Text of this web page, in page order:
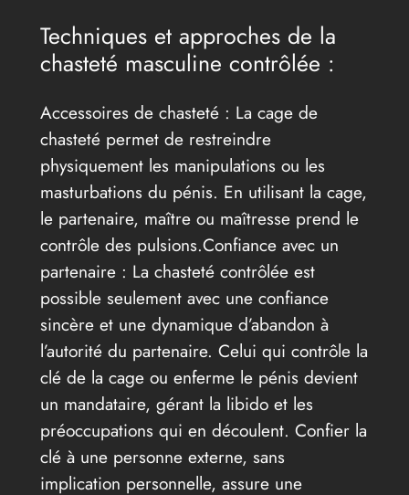
Techniques et approches de la
chasteté masculine contrôlée :
Accessoires de chasteté : La cage de
chasteté permet de restreindre
physiquement les manipulations ou les
masturbations du pénis. En utilisant la cage,
le partenaire, maître ou maîtresse prend le
contrôle des pulsions.Confiance avec un
partenaire : La chasteté contrôlée est
possible seulement avec une confiance
sincère et une dynamique d’abandon à
l’autorité du partenaire. Celui qui contrôle la
clé de la cage ou enferme le pénis devient
un mandataire, gérant la libido et les
préoccupations qui en découlent. Confier la
clé à une personne externe, sans
implication personnelle, assure une